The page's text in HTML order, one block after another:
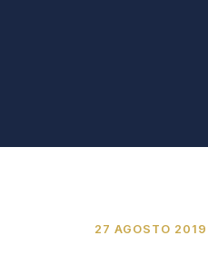
27 AGOSTO 2019